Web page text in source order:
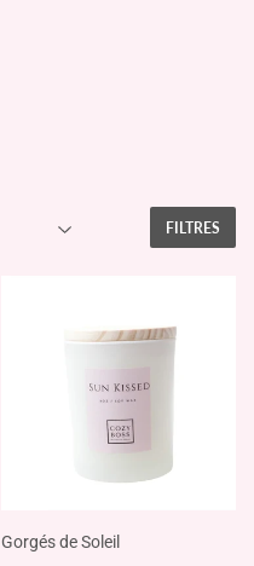
FILTRES
Gorgés de Soleil